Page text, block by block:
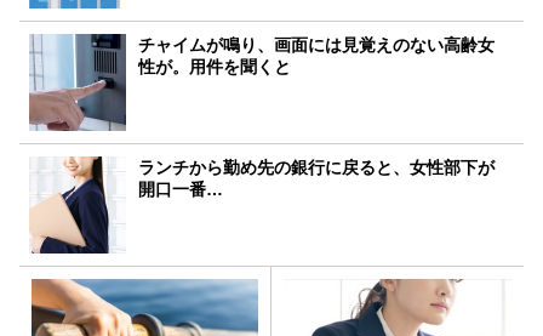
チャイムが鳴り、画面には見覚えのない高齢女
性が。用件を聞くと
ランチから勤め先の銀行に戻ると、女性部下が
開口一番…